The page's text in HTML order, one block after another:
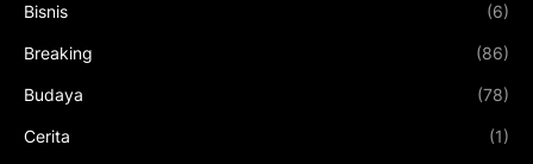
Bisnis (6)
Breaking (86)
Budaya (78)
Cerita (1)